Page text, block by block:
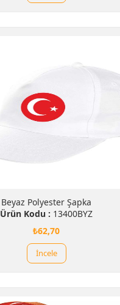
Beyaz Polyester Şapka
Ürün Kodu : 13400BYZ
₺62,70
İncele